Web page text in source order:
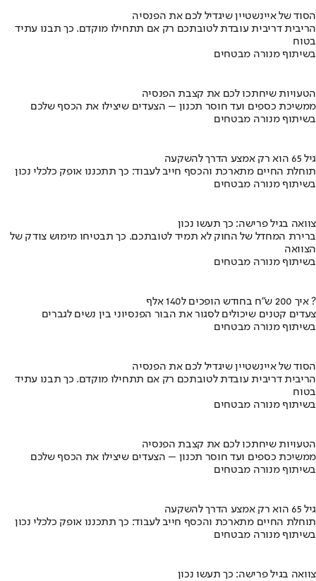
הסוד של איינשטיין שיגדיל לכם את הפנסיה
הריבית דריבית עובדת לטובתכם רק אם תתחילו מוקדם. כך תבנו עתיד
בטוח
בשיתוף מנורה מבטחים
הטעויות שיחתכו לכם את קצבת הפנסיה
ממשיכת כספים ועד חוסר תכנון – הצעדים שיצילו את הכסף שלכם
בשיתוף מנורה מבטחים
גיל 65 הוא רק אמצע הדרך להשקעה
תוחלת החיים מתארכת והכסף חייב לעבוד: כך תתכננו אופק כלכלי נכון
בשיתוף מנורה מבטחים
צוואה בגיל פרישה: כך תעשו נכון
ברירת המחדל של החוק לא תמיד לטובתכם. כך תבטיחו מימוש צודק של
הצוואה
בשיתוף מנורה מבטחים
איך 200 ש"ח בחודש הופכים ל140 אלף ?
צעדים קטנים שיכולים לסגור את הבור הפנסיוני בין נשים לגברים
בשיתוף מנורה מבטחים
הסוד של איינשטיין שיגדיל לכם את הפנסיה
הריבית דריבית עובדת לטובתכם רק אם תתחילו מוקדם. כך תבנו עתיד
בטוח
בשיתוף מנורה מבטחים
הטעויות שיחתכו לכם את קצבת הפנסיה
ממשיכת כספים ועד חוסר תכנון – הצעדים שיצילו את הכסף שלכם
בשיתוף מנורה מבטחים
גיל 65 הוא רק אמצע הדרך להשקעה
תוחלת החיים מתארכת והכסף חייב לעבוד: כך תתכננו אופק כלכלי נכון
בשיתוף מנורה מבטחים
צוואה בגיל פרישה: כך תעשו נכון